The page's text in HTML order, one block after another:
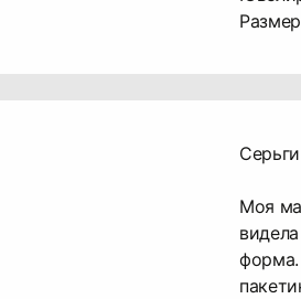
Моя
форма.